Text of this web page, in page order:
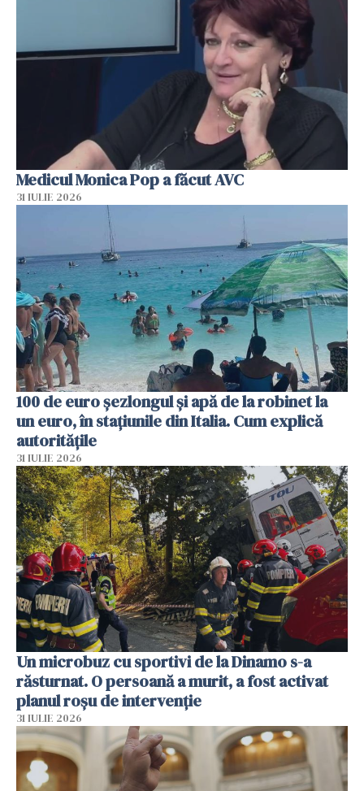
Medicul Monica Pop a făcut AVC
31 IULIE 2026
100 de euro șezlongul și apă de la robinet la
un euro, în stațiunile din Italia. Cum explică
autoritățile
31 IULIE 2026
Un microbuz cu sportivi de la Dinamo s-a
răsturnat. O persoană a murit, a fost activat
planul roșu de intervenție
31 IULIE 2026